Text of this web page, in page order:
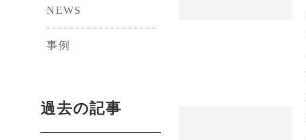
NEWS
事例
過去の記事